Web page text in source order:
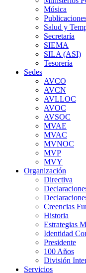
Música
Salud y
Secretaría
SIEMA
SILA (ASI)
Tesorería
Sedes
AVCO
AVCN
AVLLOC
AVOC
AVSOC
MVAE
MVAC
MVNOC
MVP
MVY
Organización
Directiva
Creencias
Historia
Estrategias
Identidad
Presidente
100 Años
División
Servicios